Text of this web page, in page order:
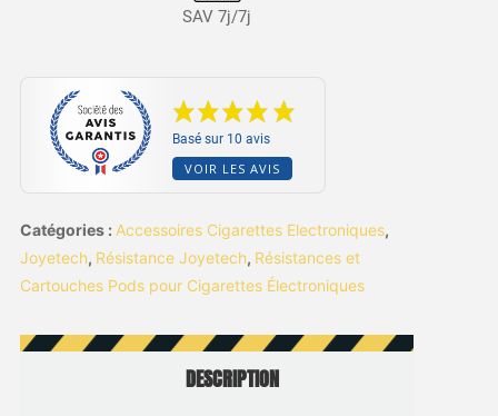
SAV 7j/7j
Basé sur 10 avis
VOIR LES AVIS
Catégories : Accessoires Cigarettes Electroniques,
Joyetech, Résistance Joyetech, Résistances et
Cartouches Pods pour Cigarettes Électroniques
DESCRIPTION